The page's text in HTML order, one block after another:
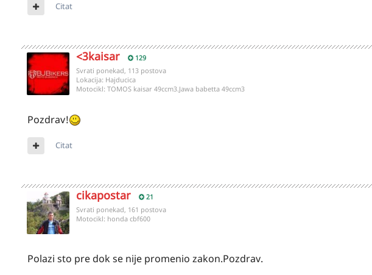
Citat
<3kaisar 129
Svrati ponekad, 113 postova
Lokacija: Hajducica
Motocikl: TOMOS kaisar 49ccm3.Jawa babetta 49ccm3
Pozdrav!
Citat
cikapostar 21
Svrati ponekad, 161 postova
Motocikl: honda cbf600
Polazi sto pre dok se nije promenio zakon.Pozdrav.